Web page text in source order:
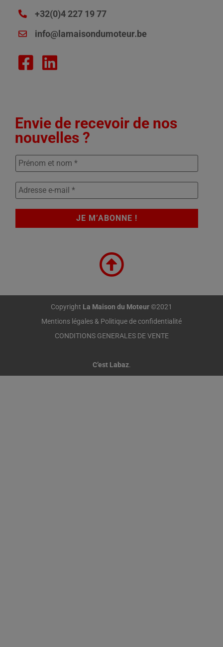
+32(0)4 227 19 77
info@lamaisondumoteur.be
Envie de recevoir de nos
nouvelles ?
Copyright La Maison du Moteur©2021
Mentions légales & Politique de confidentialité
CONDITIONS GENERALES DE VENTE
C’est Labaz.